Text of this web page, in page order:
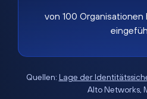
von 100
Quellen: Lage der
Alto Networks,